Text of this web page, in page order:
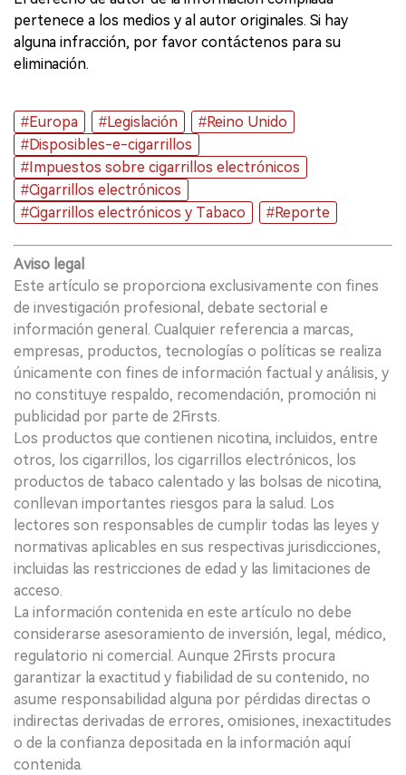
pertenece a los medios y al autor originales. Si hay
alguna infracción, por favor contáctenos para su
eliminación.
#Europa #Legislación
#Reino Unido
#Disposibles-e-cigarrillos
#Impuestos sobre cigarrillos electrónicos
#Cigarrillos electrónicos
#Cigarrillos electrónicos y Tabaco
#Reporte
Aviso legal
Este artículo se proporciona exclusivamente con fines
de investigación profesional, debate sectorial e
información general. Cualquier referencia a marcas,
empresas, productos, tecnologías o políticas se realiza
únicamente con fines de información factual y análisis, y
no constituye respaldo, recomendación, promoción ni
publicidad por parte de 2Firsts.
Los productos que contienen nicotina, incluidos, entre
otros, los cigarrillos, los cigarrillos electrónicos, los
productos de tabaco calentado y las bolsas de nicotina,
conllevan importantes riesgos para la salud. Los
lectores son responsables de cumplir todas las leyes y
normativas aplicables en sus respectivas jurisdicciones,
incluidas las restricciones de edad y las limitaciones de
acceso.
La información contenida en este artículo no debe
considerarse asesoramiento de inversión, legal, médico,
regulatorio ni comercial. Aunque 2Firsts procura
garantizar la exactitud y fiabilidad de su contenido, no
asume responsabilidad alguna por pérdidas directas o
indirectas derivadas de errores, omisiones, inexactitudes
o de la confianza depositada en la información aquí
contenida.